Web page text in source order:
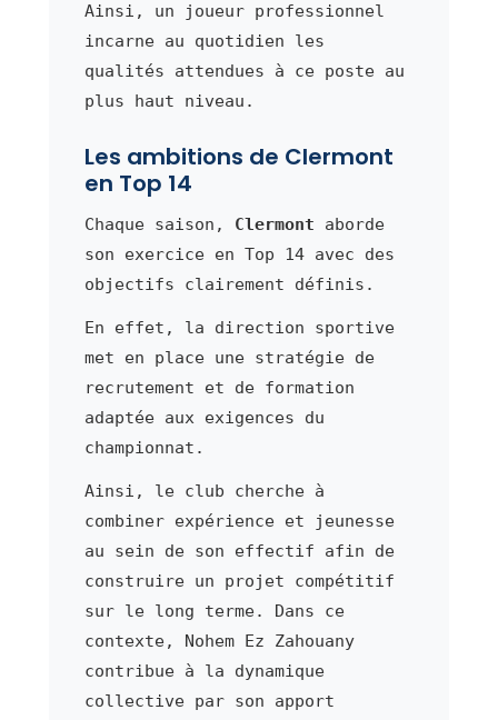
Ainsi, un joueur professionnel
incarne au quotidien les
qualités attendues à ce poste au
plus haut niveau.
Les ambitions de Clermont
en Top 14
Chaque saison, Clermont aborde
son exercice en Top 14 avec des
objectifs clairement définis.
En effet, la direction sportive
met en place une stratégie de
recrutement et de formation
adaptée aux exigences du
championnat.
Ainsi, le club cherche à
combiner expérience et jeunesse
au sein de son effectif afin de
construire un projet compétitif
sur le long terme. Dans ce
contexte, Nohem Ez Zahouany
contribue à la dynamique
collective par son apport